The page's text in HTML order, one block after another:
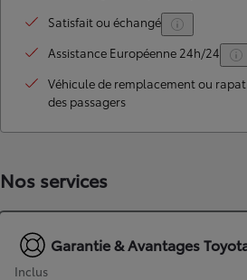
Satisfait ou échangé
Assistance Européenne 24h/24
Véhicule de remplacement ou
des passagers
Nos services
Garantie & Avantages
Inclus